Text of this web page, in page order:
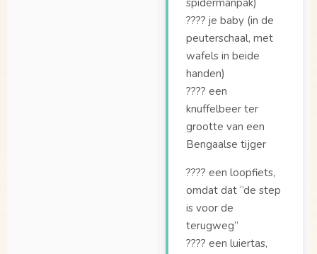
spidermanpak)
???? je baby (in de
peuterschaal, met
wafels in beide
handen)
???? een
knuffelbeer ter
grootte van een
Bengaalse tijger
???? een loopfiets,
omdat dat “de step
is voor de
terugweg”
???? een luiertas,